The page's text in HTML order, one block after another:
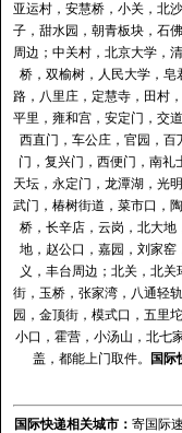
亚运村，安慧桥，小关，北
子，甜水园，朝青板块，石
周边；中关村，北京大学，
桥，双榆树，人民大学，
路，八里庄，定慧寺，田村
平里，雍和宫，安定门，交
西直门，车公庄，官园，
门，复兴门，西便门，南
天坛，永定门，龙潭湖，光
武门，椿树街道，菜市口，
桥，长辛店，云岗，北大
地，赵公口，嘉园，刘家
义，丰台周边；北关，北
街，玉桥，张家湾，八通轻
园，金顶街，模式口，五里
小口，霍营，小汤山，北七
盖，都能上门取件。
国际
国际快递相关城市： 寄国际